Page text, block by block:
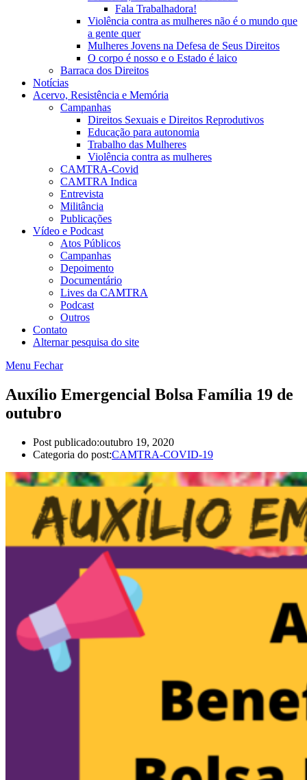
Fala Trabalhadora!
Violência contra as mulheres não é o mundo que
a gente quer
Mulheres Jovens na Defesa de Seus Direitos
O corpo é nosso e o Estado é laico
Barraca dos Direitos
Notícias
Acervo, Resistência e Memória
Campanhas
Direitos Sexuais e Direitos Reprodutivos
Educação para autonomia
Trabalho das Mulheres
Violência contra as mulheres
CAMTRA-Covid
CAMTRA Indica
Entrevista
Militância
Publicações
Vídeo e Podcast
Atos Públicos
Campanhas
Depoimento
Documentário
Lives da CAMTRA
Podcast
Outros
Contato
Alternar pesquisa do site
Menu Fechar
Auxílio Emergencial Bolsa Família 19 de
outubro
Post publicado:outubro 19, 2020
Categoria do post:CAMTRA-COVID-19